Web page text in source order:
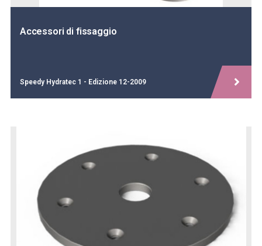
Accessori di fissaggio
Speedy Hydratec 1 - Edizione 12-2009